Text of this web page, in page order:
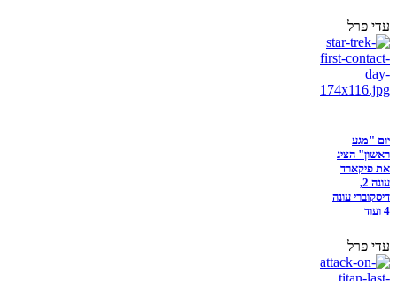
עדי פרל
יום "מגע
ראשון" הציג
את פיקארד
עונה 2,
דיסקוברי עונה
4 ועוד
עדי פרל